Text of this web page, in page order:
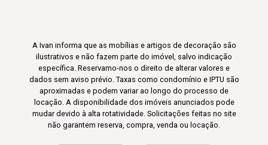
A Ivan informa que as mobílias e artigos de decoração são
ilustrativos e não fazem parte do imóvel, salvo indicação
específica. Reservamo-nos o direito de alterar valores e
dados sem aviso prévio. Taxas como condomínio e IPTU são
aproximadas e podem variar ao longo do processo de
locação. A disponibilidade dos imóveis anunciados pode
mudar devido à alta rotatividade. Solicitações feitas no site
não garantem reserva, compra, venda ou locação.